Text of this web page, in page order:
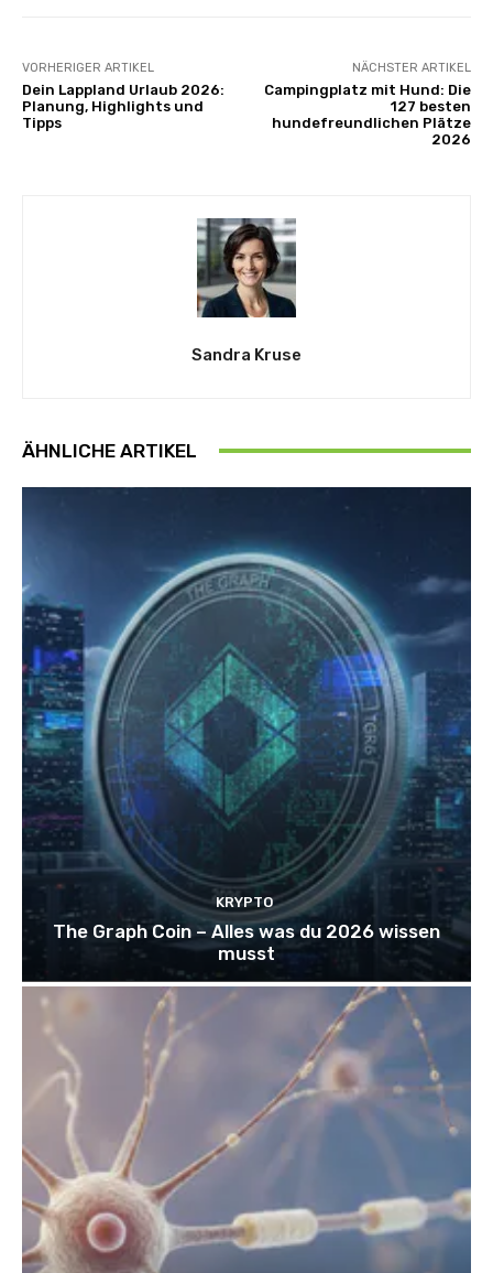
VORHERIGER ARTIKEL
Dein Lappland Urlaub 2026:
Planung, Highlights und
Tipps
NÄCHSTER ARTIKEL
Campingplatz mit Hund: Die
127 besten
hundefreundlichen Plätze
2026
Sandra Kruse
ÄHNLICHE ARTIKEL
KRYPTO
The Graph Coin – Alles was du 2026 wissen
musst